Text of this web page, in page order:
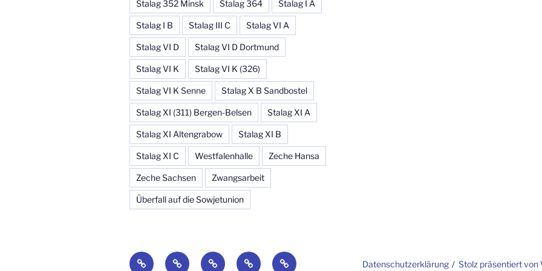
Stalag 352 Minsk Stalag 364 Stalag I A
Stalag I B Stalag III C Stalag VI A
Stalag VI D Stalag VI D Dortmund
Stalag VI K Stalag VI K (326)
Stalag VI K Senne Stalag X B Sandbostel
Stalag XI (311) Bergen-Belsen Stalag XI A
Stalag XI Altengrabow Stalag XI B
Stalag XI C Westfalenhalle Zeche Hansa
Zeche Sachsen Zwangsarbeit
Überfall auf die Sowjetunion
StartseiteBlog
Über
Suchaktionen-
по
Datenschutzerklärung Stolz präsentiert von